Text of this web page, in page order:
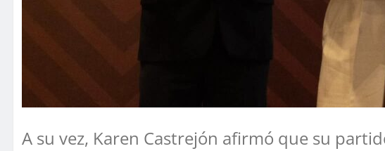
A su vez, Karen Castrejón afirmó que su